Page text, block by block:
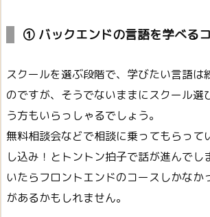
① バックエンドの言語を学べる
スクールを選ぶ段階で、学びたい言語は
のですが、そうでないままにスクール選
う方もいらっしゃるでしょう。
無料相談会などで相談に乗ってもらって
し込み！とトントン拍子で話が進んでし
いたらフロントエンドのコースしかなか
があるかもしれません。